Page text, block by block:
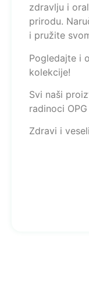
zdravlju i
prirodu.
i pružite
Pogledajte i
kolekcije!
Svi naši
radinoci OPG
Zdravi i